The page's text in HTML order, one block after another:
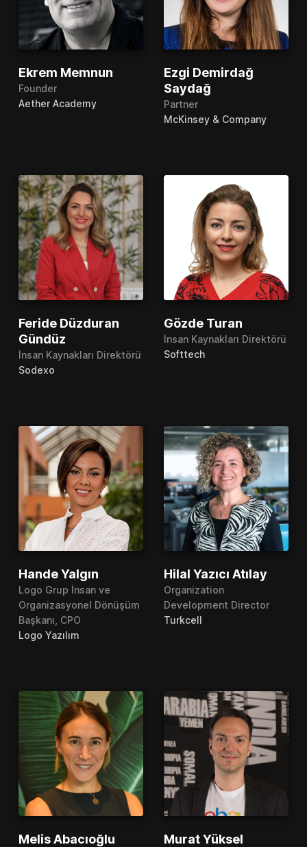
Ekrem Memnun
Founder
Aether Academy
Ezgi Demirdağ
Saydağ
Partner
McKinsey & Company
Feride Düzduran
Gündüz
İnsan Kaynakları Direktörü
Sodexo
Gözde Turan
İnsan Kaynakları Direktörü
Softtech
Hande Yalgın
Logo Grup İnsan ve
Organizasyonel Dönüşüm
Başkanı, CPO
Logo Yazılım
Hilal Yazıcı Atılay
Organization
Development Director
Turkcell
Melis Abacıoğlu Murat Yüksel